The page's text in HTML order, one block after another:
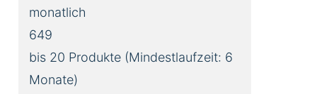
monatlich
649
bis 20 Produkte (Mindestlaufzeit: 6
Monate)